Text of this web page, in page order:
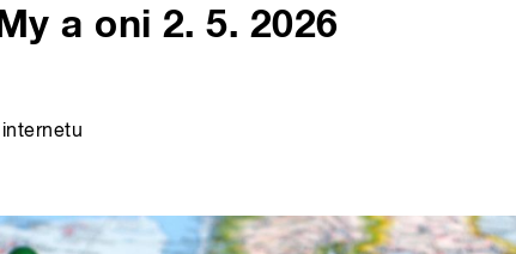
a oni 2. 5. 2026